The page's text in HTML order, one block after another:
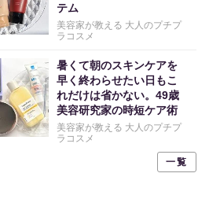
テム
美容家が教える 大人のプチプ
ラコスメ
暑くて朝のスキンケアを
早く終わらせたい日もこ
れだけは省かない。49歳
美容研究家の時短ケア術
美容家が教える 大人のプチプ
ラコスメ
一覧